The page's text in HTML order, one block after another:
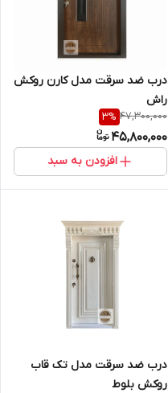
درب ضد سرقت مدل کارن روکش
راش
47,300,000
3%
45,800,000
افزودن به سبد
درب ضد سرقت مدل تک قاب
روکش بلوط